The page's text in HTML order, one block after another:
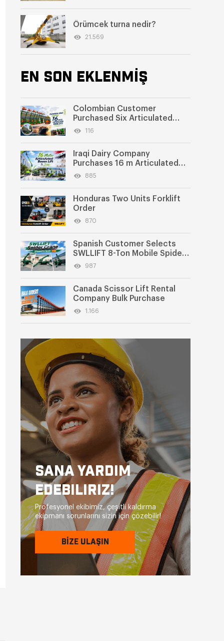
Örümcek turna nedir?
21.569
EN SON EKLENMİŞ
Colombian Customer
Purchased Six Articulated
Boom Lifts from SWLLIFT
116
Iraqi Dairy Company
Purchases 16 m Articulated
Boom Lift
885
Honduras Two Units Forklift
Order
870
Spanish Customer Selects
SWLLIFT 8-Ton Mobile Spider
Crane
987
Canada Scissor Lift Rental
Company Bulk Purchase
1.166
SANA YARDIM
EDEBILIRIZ!
Profesyonel ekibimiz, çeşitli kaldırma
ekipmanı sorunlarını sizin için çözebilir!
BİZE ULAŞIN